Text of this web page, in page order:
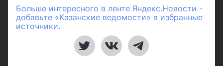
Больше интересного в ленте Яндекс.Новости -
добавьте «Казанские ведомости» в избранные
источники.